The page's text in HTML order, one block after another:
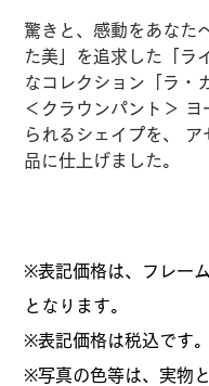
驚きと、感動をあなた
た美」を追求した「ラ
なコレクション「ラ・
＜クラウンパント＞
られるシェイプを、
品に仕上げました。
※表記価格は、フレー
となります。
​※表記価格は税込です。
※写真の色等は、実物